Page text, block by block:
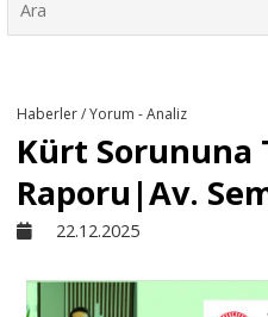
Haberler / Yorum - Analiz
Kürt Sorununa
Raporu|Av.
22.12.2025